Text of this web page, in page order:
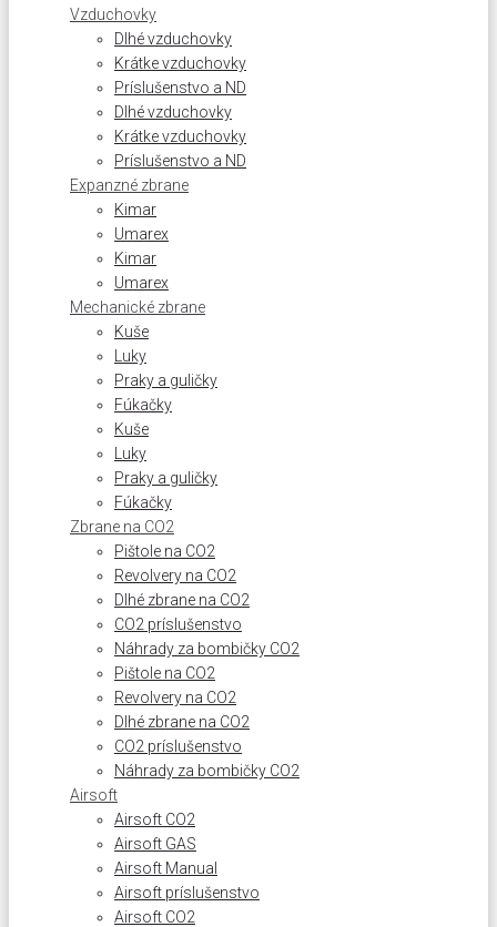
Vzduchovky
Dlhé vzduchovky
Krátke vzduchovky
Príslušenstvo a ND
Dlhé vzduchovky
Krátke vzduchovky
Príslušenstvo a ND
Expanzné zbrane
Kimar
Umarex
Kimar
Umarex
Mechanické zbrane
Kuše
Luky
Praky a guličky
Fúkačky
Kuše
Luky
Praky a guličky
Fúkačky
Zbrane na CO2
Pištole na CO2
Revolvery na CO2
Dlhé zbrane na CO2
CO2 príslušenstvo
Náhrady za bombičky CO2
Pištole na CO2
Revolvery na CO2
Dlhé zbrane na CO2
CO2 príslušenstvo
Náhrady za bombičky CO2
Airsoft
Airsoft CO2
Airsoft GAS
Airsoft Manual
Airsoft príslušenstvo
Airsoft CO2